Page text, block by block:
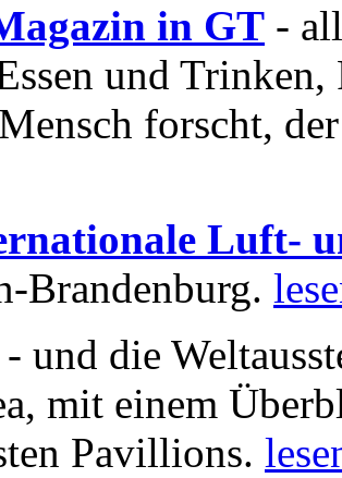
in GT -
und
forscht,
Luft-
Brandenburg.
- und die
mit einem
Pavillions.